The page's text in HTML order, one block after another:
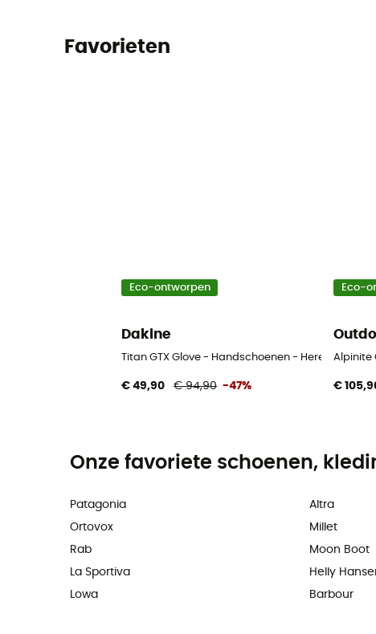
Favorieten
Eco-ontworpen
Dakine
Titan GTX Glove - Handschoenen - Heren
€ 49,90 € 94,90 -47%
Eco-
Alpinite
€
Onze favoriete schoenen,
Patagonia
Ortovox
Rab
La Sportiva
Lowa
Altra
Millet
Moon Boot
Helly
Barbour